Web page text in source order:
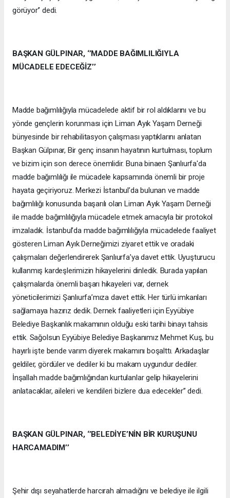
görüyor’’ dedi.
BAŞKAN GÜLPINAR, ‘’MADDE BAĞIMLILIĞIYLA
MÜCADELE EDECEĞİZ’’
Madde bağımlılığıyla mücadelede aktif bir rol aldıklarını ve bu
yönde gençlerin korunması için Liman Ayık Yaşam Derneği
bünyesinde bir rehabilitasyon çalışması yaptıklarını anlatan
Başkan Gülpınar, Bir genç insanın hayatının kurtulması, toplum
ve bizim için son derece önemlidir. Buna binaen Şanlıurfa'da
madde bağımlılığı ile mücadele kapsamında önemli bir proje
hayata geçiriyoruz. Merkezi İstanbul’da bulunan ve madde
bağımlılığı konusunda başarılı olan Liman Ayık Yaşam Derneği
ile madde bağımlılığıyla mücadele etmek amacıyla bir protokol
imzaladık. İstanbul’da madde bağımlılığıyla mücadelede faaliyet
gösteren Liman Ayık Derneğimizi ziyaret ettik ve oradaki
çalışmaları değerlendirerek Şanlıurfa’ya davet ettik. Uyuşturucu
kullanmış kardeşlerimizin hikayelerini dinledik. Burada yapılan
çalışmalarda önemli başarı hikayeleri var, dernek
yöneticilerimizi Şanlıurfa’mıza davet ettik. Her türlü imkanları
sağlamaya hazırız dedik. Dernek faaliyetleri için Eyyübiye
Belediye Başkanlık makamının olduğu eski tarihi binayı tahsis
ettik. Sağolsun Eyyübiye Belediye Başkanımız Mehmet Kuş, bu
hayırlı işte bende varım diyerek makamını boşalttı. Arkadaşlar
geldiler, gördüler ve dediler ki bu makam uygundur dediler.
İnşallah madde bağımlığından kurtulanlar gelip hikayelerini
anlatacaklar, aileleri ve kendileri bizlere dua edecekler’’ dedi.
BAŞKAN GÜLPINAR, ‘’BELEDİYE’NİN BİR KURUŞUNU
HARCAMADIM’’
Şehir dışı seyahatlerde harcırah almadığını ve belediye ile ilgili